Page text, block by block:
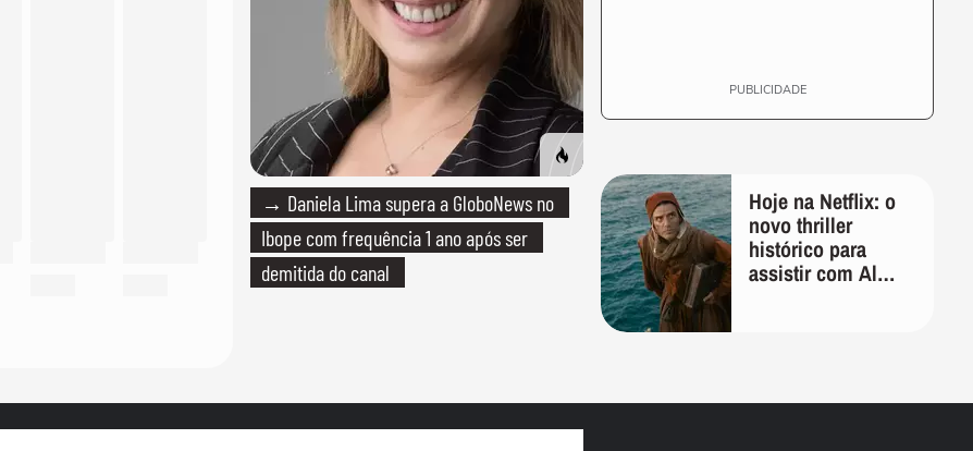
→ Daniela Lima supera a GloboNews no
Ibope com frequência 1 ano após ser
demitida do canal
PUBLICIDADE
Hoje na Netflix: o
novo thriller
histórico para
assistir com Al